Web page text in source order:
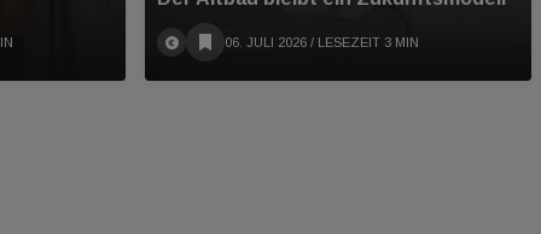
06. JULI 2026 / LESEZEIT 3 MIN